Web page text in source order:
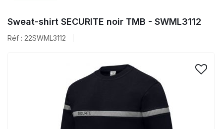
Sweat-shirt SECURITE noir TMB - SWML3112
Réf : 22SWML3112